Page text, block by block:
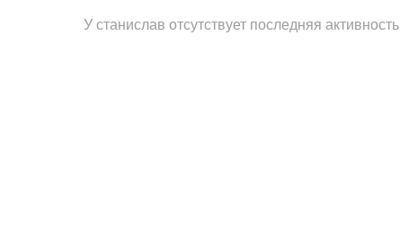
У станислав отсутствует последняя активность